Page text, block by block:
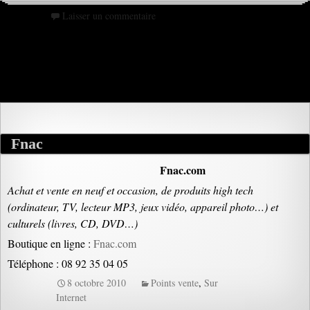
Laisser un commentaire
Fnac
Fnac.com
Achat et vente en neuf et occasion, de produits high tech
(ordinateur, TV, lecteur MP3, jeux vidéo, appareil photo…) et
culturels (livres, CD, DVD…)
Boutique en ligne : Fnac.com
Téléphone : 08 92 35 04 05
8 octobre 2010 Points vente,Sur
Internet